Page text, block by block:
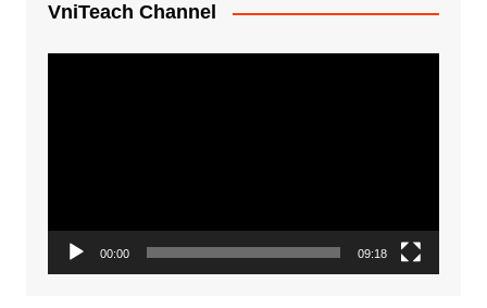
VniTeach Channel
00:00 09:18